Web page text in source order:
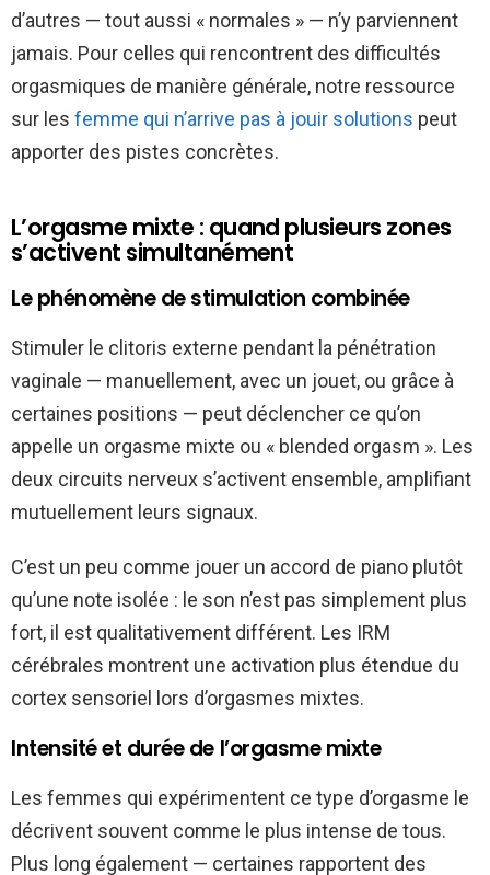
d’autres — tout aussi « normales » — n’y parviennent
jamais. Pour celles qui rencontrent des difficultés
orgasmiques de manière générale, notre ressource
sur les femme qui n’arrive pas à jouir solutions peut
apporter des pistes concrètes.
L’orgasme mixte : quand plusieurs zones
s’activent simultanément
Le phénomène de stimulation combinée
Stimuler le clitoris externe pendant la pénétration
vaginale — manuellement, avec un jouet, ou grâce à
certaines positions — peut déclencher ce qu’on
appelle un orgasme mixte ou « blended orgasm ». Les
deux circuits nerveux s’activent ensemble, amplifiant
mutuellement leurs signaux.
C’est un peu comme jouer un accord de piano plutôt
qu’une note isolée : le son n’est pas simplement plus
fort, il est qualitativement différent. Les IRM
cérébrales montrent une activation plus étendue du
cortex sensoriel lors d’orgasmes mixtes.
Intensité et durée de l’orgasme mixte
Les femmes qui expérimentent ce type d’orgasme le
décrivent souvent comme le plus intense de tous.
Plus long également — certaines rapportent des